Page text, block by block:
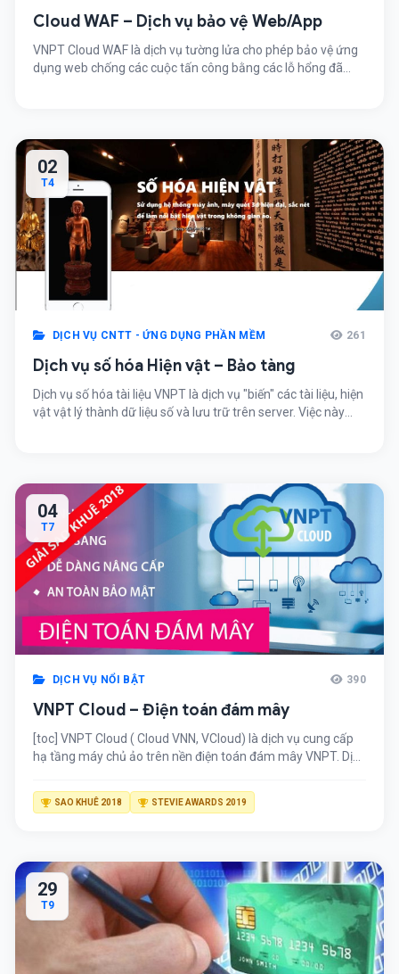
Cloud WAF – Dịch vụ bảo vệ Web/App
VNPT Cloud WAF là dịch vụ tường lửa cho phép bảo vệ ứng
dụng web chống các cuộc tấn công bằng các lỗ hổng đã
02
T4
DỊCH VỤ CNTT - ỨNG DỤNG PHẦN MỀM 261
Dịch vụ số hóa Hiện vật – Bảo tàng
Dịch vụ số hóa tài liệu VNPT là dịch vụ "biến" các tài liệu, hiện
vật vật lý thành dữ liệu số và lưu trữ trên server. Việc này
04
T7
DỊCH VỤ NỔI BẬT 390
VNPT Cloud – Điện toán đám mây
[toc] VNPT Cloud ( Cloud VNN, VCloud) là dịch vụ cung cấp
hạ tầng máy chủ ảo trên nền điện toán đám mây VNPT. Dịch
mô từ một máy chủ cloud riêng lẻ đến hệ thống có hàng
trăm máy chủ cloud. […]
SAO KHUÊ 2018 STEVIE AWARDS 2019
29
T9